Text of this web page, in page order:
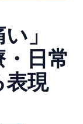
」
日常
現